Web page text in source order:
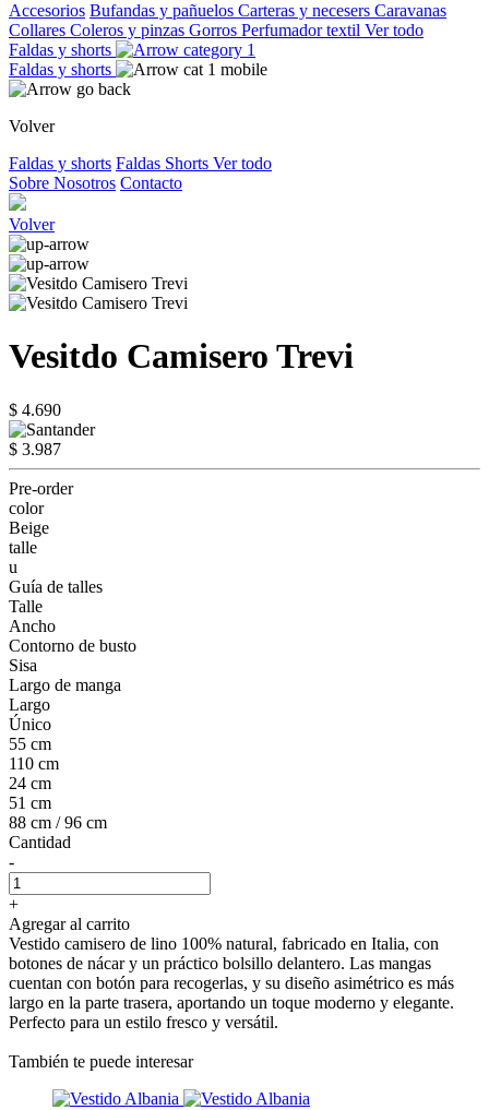
Accesorios Bufandas y pañuelos Carteras y necesers Caravanas
Collares Coleros y pinzas Gorros Perfumador textil Ver todo
Faldas y shorts
Faldas y shorts
Volver
Faldas y shorts Faldas Shorts Ver todo
Sobre Nosotros Contacto
Volver
Vesitdo Camisero Trevi
$ 4.690
$ 3.987
Pre-order
color
Beige
talle
u
Guía de talles
Talle
Ancho
Contorno de busto
Sisa
Largo de manga
Largo
Único
55 cm
110 cm
24 cm
51 cm
88 cm / 96 cm
Cantidad
-
+
Agregar al carrito
Vestido camisero de lino 100% natural, fabricado en Italia, con
botones de nácar y un práctico bolsillo delantero. Las mangas
cuentan con botón para recogerlas, y su diseño asimétrico es más
largo en la parte trasera, aportando un toque moderno y elegante.
Perfecto para un estilo fresco y versátil.
También te puede interesar